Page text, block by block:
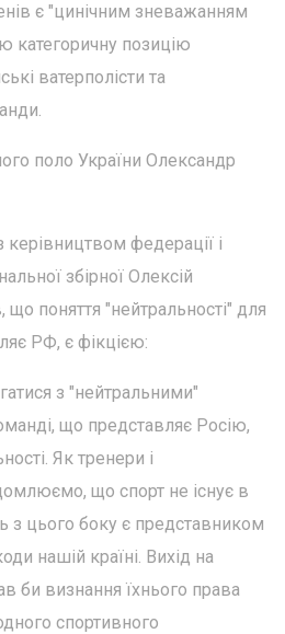
є "цинічним зневажанням
категоричну позицію
ватерполісти та
поло України Олександр
керівництвом федерації і
збірної Олексій
поняття "нейтральності" для
РФ, є фікцією:
з "нейтральними"
що представляє Росію,
Як тренери і
що спорт не існує в
з цього боку є представником
нашій країні. Вихід на
би визнання їхнього права
спортивного